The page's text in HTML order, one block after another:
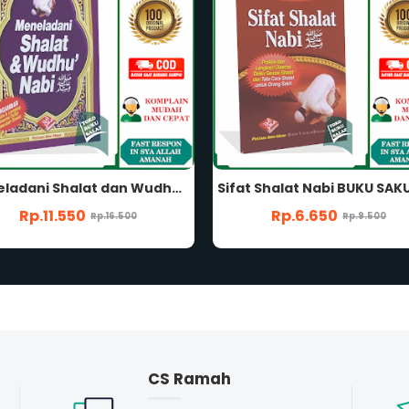
Sifat Shalat Nabi BUKU SAKU Tata Cara Sholat Rasulullah Solat Salat Praktis dan Lengkap Disertai Gambar Karya Syaikh Abdullah bin Abdirrahman Al-Jibrin Penerbit Pustaka Ibnu Umar
Rp.6.650 Rp.9.500 Rp.6.650 Rp.9.500
CS Ramah